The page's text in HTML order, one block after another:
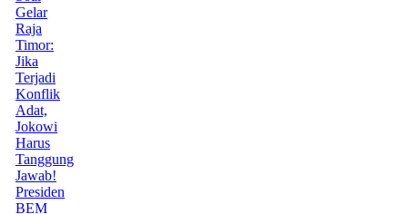
Gelar
Raja
Timor:
Jika
Terjadi
Konflik
Adat,
Jokowi
Harus
Tanggung
Jawab!
Presiden
BEM